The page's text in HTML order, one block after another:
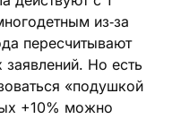
из‑за
пересчитывают
Но есть
«подушкой
+10% можно